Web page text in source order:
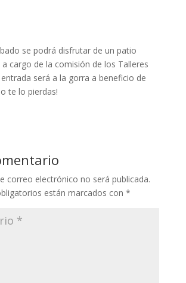
se podrá disfrutar de un patio
cargo de la comisión de los Talleres
será a la gorra a beneficio de
te lo pierdas!
correo electrónico no será publicada.
están marcados con *